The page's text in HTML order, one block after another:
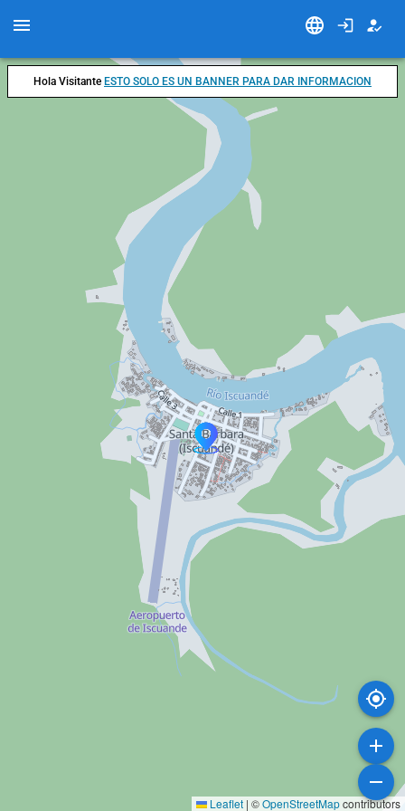
Leaflet | ©OpenStreetMapcontributors
Hola Visitante ESTO SOLO ES UN BANNER PARA DAR INFORMACION